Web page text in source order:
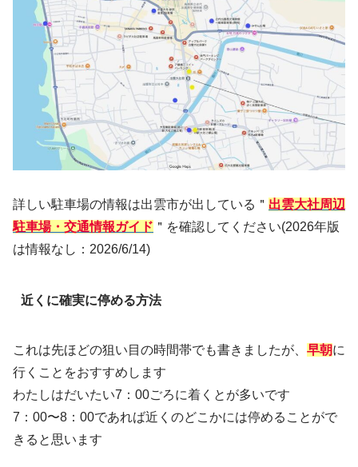
詳しい駐車場の情報は出雲市が出している＂ 出雲大社周辺
駐車場・交通情報ガイド ＂を確認してください(2026年版
は情報なし：2026/6/14)
近くに確実に停める方法
これは先ほどの狙い目の時間帯でも書きましたが、 早朝に
行くことをおすすめします
わたしはだいたい7：00ごろに着くとが多いです
7：00〜8：00であれば近くのどこかには停めることがで
きると思います